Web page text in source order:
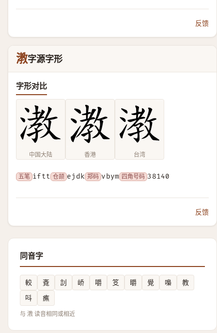
反馈
漖字源字形
字形对比
中国大陆 香港 台湾
五笔 iftt 仓颉 ejdk 郑码 vbym 四角号码 38140
反馈
同音字
較 斍 䚯 峤 嚼 笅 㬭 覺 嘄
教
呌
癄
与 漖 读音相同或相近